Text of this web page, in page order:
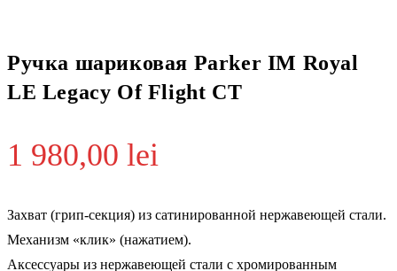
Ручка шариковая Parker IM Royal
LE Legacy Of Flight CT
1 980,00 lei
Захват (грип-секция) из сатинированной нержавеющей стали.
Механизм «клик» (нажатием).
Аксессуары из нержавеющей стали с хромированным